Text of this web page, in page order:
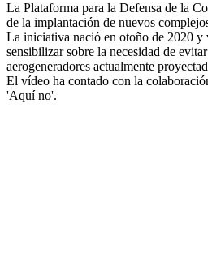
La Plataforma para la Defensa de la
de la implantación de nuevos
La iniciativa nació en otoño de 2020 y
sensibilizar sobre la necesidad de
aerogeneradores actualmente
El vídeo ha contado con la
'Aquí no'.